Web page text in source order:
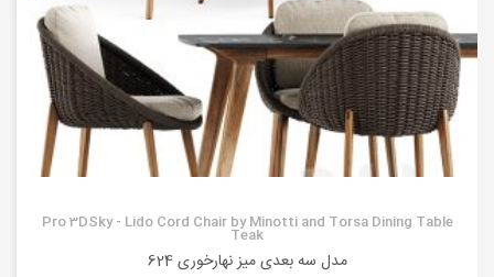
Pro 3DSky - Lido Cord Chair by Minotti and Torsa Dining Table
Teak
مدل سه بعدی میز نهارخوری 624